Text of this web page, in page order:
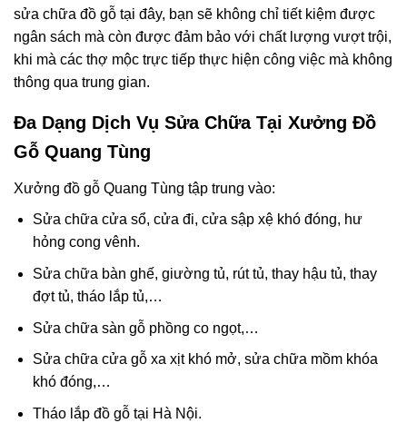
sửa chữa đồ gỗ tại đây, bạn sẽ không chỉ tiết kiệm được
ngân sách mà còn được đảm bảo với chất lượng vượt trội,
khi mà các thợ mộc trực tiếp thực hiện công việc mà không
thông qua trung gian.
Đa Dạng Dịch Vụ Sửa Chữa Tại Xưởng Đồ
Gỗ Quang Tùng
Xưởng đồ gỗ Quang Tùng tập trung vào:
Sửa chữa cửa sổ, cửa đi, cửa sập xệ khó đóng, hư
hỏng cong vênh.
Sửa chữa bàn ghế, giường tủ, rút tủ, thay hậu tủ, thay
đợt tủ, tháo lắp tủ,…
Sửa chữa sàn gỗ phồng co ngọt,…
Sửa chữa cửa gỗ xa xịt khó mở, sửa chữa mồm khóa
khó đóng,…
Tháo lắp đồ gỗ tại Hà Nội.